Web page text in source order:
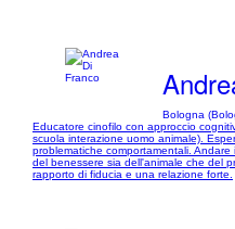
Bologna
Educatore cinofilo con approccio
scuola interazione uomo animale).
problematiche comportamentali.
del benessere sia dell'animale che del
rapporto di fiducia e una relazione forte.